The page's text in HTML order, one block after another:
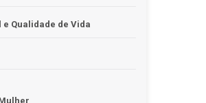
Qualidade de Vida